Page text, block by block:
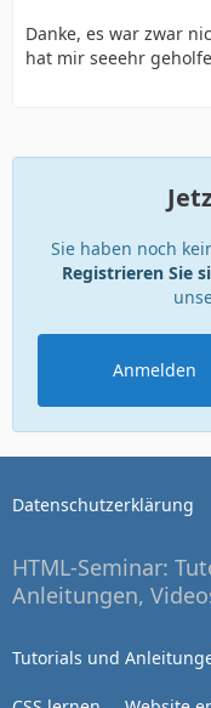
Danke, es war zwar
hat mir seeehr
Sie haben noch
Registrieren Sie
Anmelden
Datenschutzerklärung
HTML-Seminar:
Anleitungen,
Tutorials und